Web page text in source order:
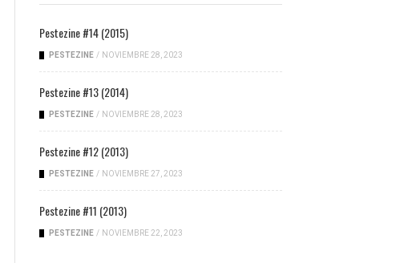
Pestezine #14 (2015)
PESTEZINE / NOVIEMBRE 28, 2023
Pestezine #13 (2014)
PESTEZINE / NOVIEMBRE 28, 2023
Pestezine #12 (2013)
PESTEZINE / NOVIEMBRE 27, 2023
Pestezine #11 (2013)
PESTEZINE / NOVIEMBRE 22, 2023